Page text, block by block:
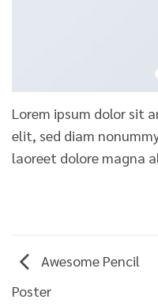
Lorem ipsum dolor sit
elit, sed diam
laoreet dolore magna
Awesome Pencil
Poster